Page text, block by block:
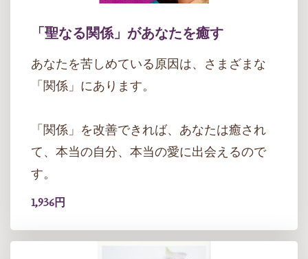
「聖なる関係」があなたを癒す
あなたを苦しめている原因は、さまざまな
「関係」にあります。
「関係」を改善できれば、あなたは癒され
て、本当の自分、本当の愛に出会えるので
す。
1,936円